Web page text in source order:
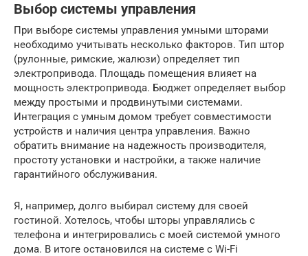
Выбор системы управления
При выборе системы управления умными шторами
необходимо учитывать несколько факторов. Тип штор
(рулонные, римские, жалюзи) определяет тип
электропривода. Площадь помещения влияет на
мощность электропривода. Бюджет определяет выбор
между простыми и продвинутыми системами.
Интеграция с умным домом требует совместимости
устройств и наличия центра управления. Важно
обратить внимание на надежность производителя,
простоту установки и настройки, а также наличие
гарантийного обслуживания.
Я, например, долго выбирал систему для своей
гостиной. Хотелось, чтобы шторы управлялись с
телефона и интегрировались с моей системой умного
дома. В итоге остановился на системе с Wi-Fi